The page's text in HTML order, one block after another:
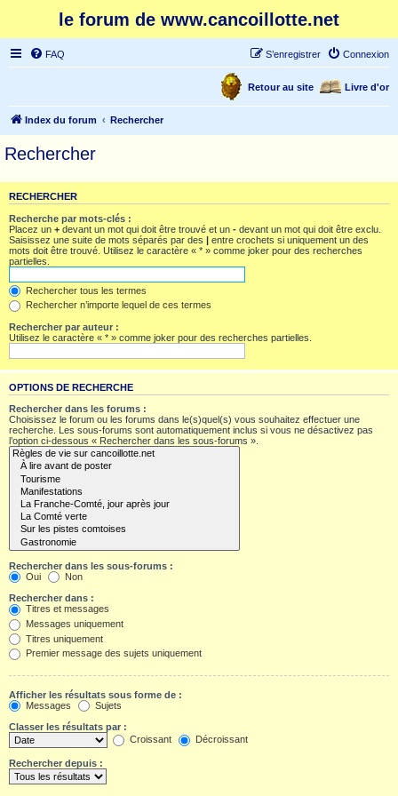
le forum de www.cancoillotte.net
FAQ Connexion
S’enregistrer
Livre d'or
Retour au site
Index du forum Rechercher
Rechercher
RECHERCHER
Recherche par mots-clés :
Placez un + devant un mot qui doit être trouvé et un - devant un mot qui doit être exclu.
Saisissez une suite de mots séparés par des | entre crochets si uniquement un des
mots doit être trouvé. Utilisez le caractère « * » comme joker pour des recherches
partielles.
Rechercher tous les termes
Rechercher n’importe lequel de ces termes
Rechercher par auteur :
Utilisez le caractère « * » comme joker pour des recherches partielles.
OPTIONS DE RECHERCHE
Rechercher dans les forums :
Choisissez le forum ou les forums dans le(s)quel(s) vous souhaitez effectuer une
recherche. Les sous-forums sont automatiquement inclus si vous ne désactivez pas
l’option ci-dessous « Rechercher dans les sous-forums ».
Rechercher dans les sous-forums :
Oui
Non
Rechercher dans :
Titres et messages
Messages uniquement
Titres uniquement
Premier message des sujets uniquement
Afficher les résultats sous forme de :
Messages
Sujets
Classer les résultats par :
Croissant
Décroissant
Rechercher depuis :